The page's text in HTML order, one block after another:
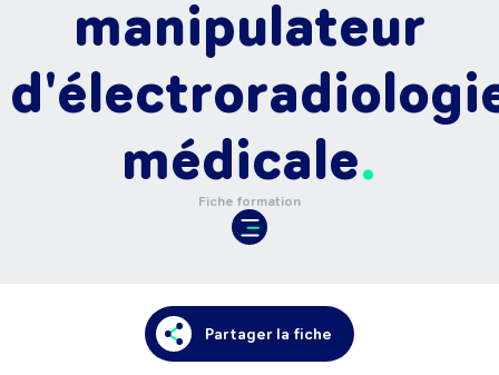
manipulateur
médicale
Fiche formation
Partager la fiche